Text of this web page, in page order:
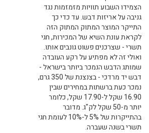
הצמידו השבוע תוויות מזמזמות נגד
גניבה על אריזות דבש. עד כדי כך
התייקר המוצר המתוק המתוק הזה
לקראת עונת השיא של המכירות, חגי
תשרי - שצרכנים פשוט גונבים אותו.
ואולי זה לא מפתיע על רקע העובדה
שמותג הדבש הנמכר ביותר בישראל -
דבש יד מרדכי - בצנצנת של 350 גרם,
נמכר כעת ברשתות במחירים שבין
16.90 שקל ל-17.90 שקל, כלומר
יותר מ-50 שקל לק"ג. מדובר
בהתייקרות של 5% ל-10% לעומת חגי
תשרי בשנה שעברה.